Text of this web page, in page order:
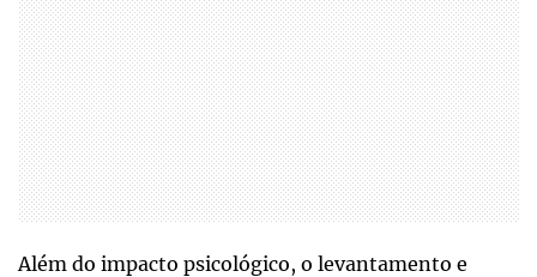
Além do impacto psicológico, o levantamento e